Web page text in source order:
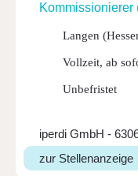
Kommis­sio­nierer
Langen
Vollzeit, ab
Unbefristet
iperdi GmbH -
zur Stellenanzeige